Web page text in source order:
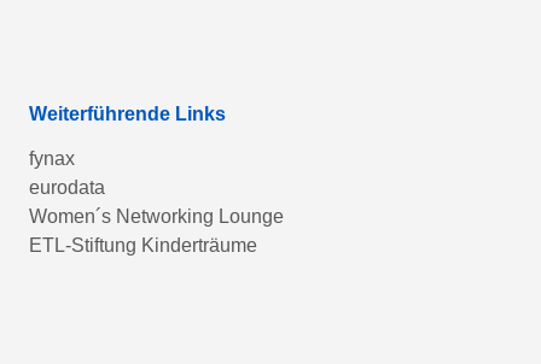
Weiterführende Links
fynax
eurodata
Women´s Networking Lounge
ETL-Stiftung Kinderträume